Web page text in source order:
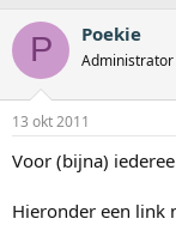
e
p
s
t
a
r
e
r
a
t
m
P Poekie
Administrator
13 okt 2011
Voor (bijna)
Hieronder een link